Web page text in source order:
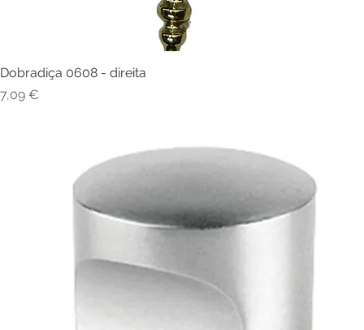
Visualização rápida
Dobradiça 0608 - direita
Preço
7,09 €